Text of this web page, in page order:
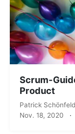
Scrum-
Product
Patrick Schönfeld
Nov. 18, 2020 ·